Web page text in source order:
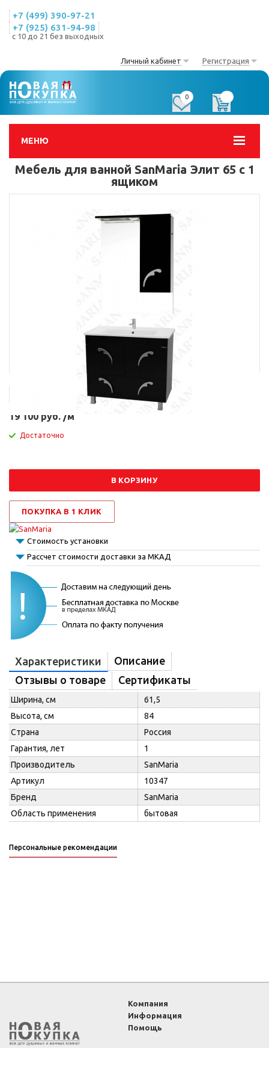
+7 (499) 390-97-21
+7 (925) 631-94-98
с 10 до 21 без выходных
Личный кабинет Регистрация
МЕНЮ
0
Мебель для ванной SanMaria Элит 65 с 1
ящиком
Артикул 10347
19 100 руб. /м
Достаточно
В КОРЗИНУ
ПОКУПКА В 1 КЛИК
Стоимость установки
Рассчет стоимости доставки за МКАД
Характеристики
Описание
Отзывы о товаре
Сертификаты
Ширина, см
61,5
Высота, см
84
Страна
Россия
Гарантия, лет
1
Производитель
SanMaria
Артикул
10347
Бренд
SanMaria
Область применения
бытовая
Персональные рекомендации
Компания
Информация
Помощь